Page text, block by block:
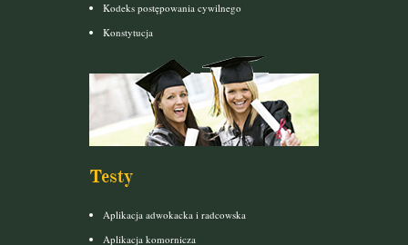
Kodeks postępowania cywilnego
Konstytucja
Testy
Aplikacja adwokacka i radcowska
Aplikacja komornicza